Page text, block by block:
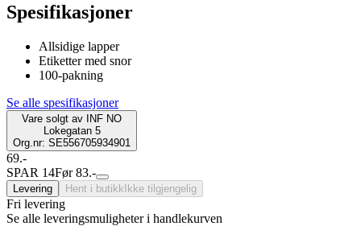
Spesifikasjoner
Allsidige lapper
Etiketter med snor
100-pakning
Se alle spesifikasjoner
Vare solgt av
INF NO
Lokegatan 5
Org.nr: SE556705934901
69.-
SPAR 14Før 83.-
Levering Hent i butikk Ikke tilgjengelig
Fri levering
Se alle leveringsmuligheter i handlekurven